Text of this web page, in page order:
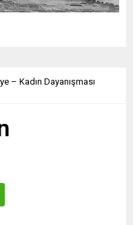
– Kadın Dayanışması